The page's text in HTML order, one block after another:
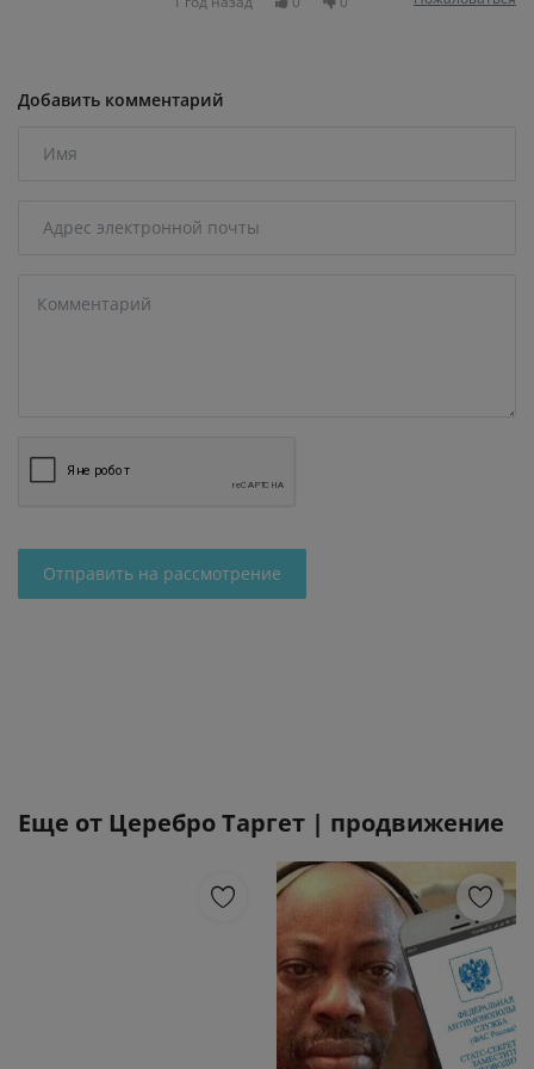
Добавить комментарий
Отправить на рассмотрение
Еще от Церебро Таргет | продвижение